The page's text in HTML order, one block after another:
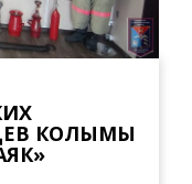
КОЛЫМЫ